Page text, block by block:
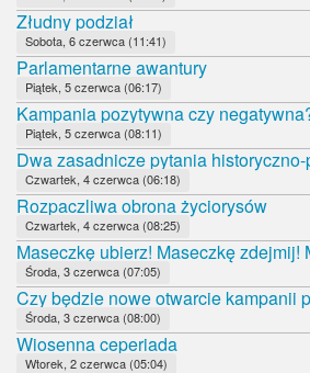
Złudny podział
Sobota, 6 czerwca (11:41)
Parlamentarne awantury
Piątek, 5 czerwca (06:17)
Kampania pozytywna czy
Piątek, 5 czerwca (08:11)
Dwa zasadnicze pytania
Czwartek, 4 czerwca (06:18)
Rozpaczliwa obrona życiorysów
Czwartek, 4 czerwca (08:25)
Maseczkę ubierz! Maseczkę zdejmij!
Środa, 3 czerwca (07:05)
Czy będzie nowe otwarcie kampanii
Środa, 3 czerwca (08:00)
Wiosenna ceperiada
Wtorek, 2 czerwca (05:04)